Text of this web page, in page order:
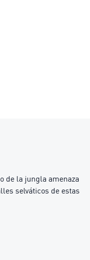
de la jungla amenaza
selváticos de estas